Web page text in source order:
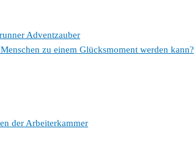
Adventzauber
zu einem Glücksmoment werden kann?
der Arbeiterkammer